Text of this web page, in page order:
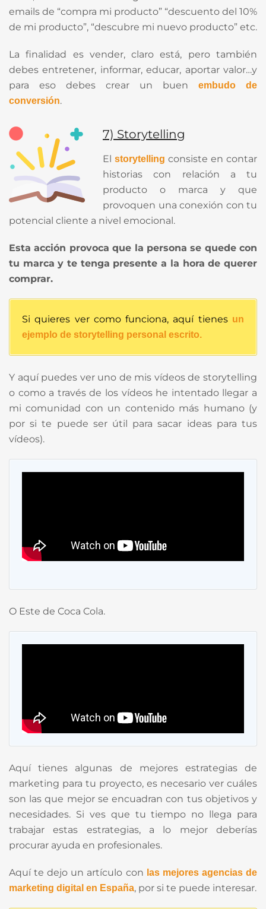
emails de “compra mi producto” “descuento del 10%
de mi producto”, “descubre mi nuevo producto” etc.
La finalidad es vender, claro está, pero también
debes entretener, informar, educar, aportar valor…y
para eso debes crear un buen embudo de
conversión.
7) Storytelling
El storytelling consiste en contar
historias con relación a tu
producto o marca y que
provoquen una conexión con tu
potencial cliente a nivel emocional.
Esta acción provoca que la persona se quede con
tu marca y te tenga presente a la hora de querer
comprar.
Si quieres ver como funciona, aquí tienes un
ejemplo de storytelling personal escrito.
Y aquí puedes ver uno de mis vídeos de storytelling
o como a través de los vídeos he intentado llegar a
mi comunidad con un contenido más humano (y
por si te puede ser útil para sacar ideas para tus
vídeos).
O Este de Coca Cola.
Aquí tienes algunas de mejores estrategias de
marketing para tu proyecto, es necesario ver cuáles
son las que mejor se encuadran con tus objetivos y
necesidades. Si ves que tu tiempo no llega para
trabajar estas estrategias, a lo mejor deberías
procurar ayuda en profesionales.
Aquí te dejo un artículo con las mejores agencias de
marketing digital en España, por si te puede interesar.